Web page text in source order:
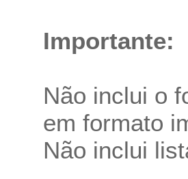
Importante:
Não inclui o
em formato
Não inclui